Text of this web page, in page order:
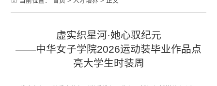
虚实织星河·她心驭纪元
——中华女子学院2026运动装毕业作品点
亮大学生时装周